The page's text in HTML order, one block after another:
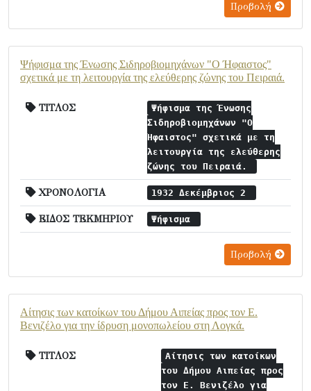
Προβολή
Ψήφισμα της Ένωσης Σιδηροβιομηχάνων "Ο Ήφαιστος"
σχετικά με τη λειτουργία της ελεύθερης ζώνης του Πειραιά.
ΤΙΤΛΟΣ
Ψήφισμα της Ένωσης
Σιδηροβιομηχάνων "Ο
Ήφαιστος" σχετικά με τη
λειτουργία της ελεύθερης
ζώνης του Πειραιά.
ΧΡΟΝΟΛΟΓΙΑ 1932 Δεκέμβριος 2
ΕΙΔΟΣ ΤΕΚΜΗΡΙΟΥ Ψήφισμα
Προβολή
Αίτησις των κατοίκων του Δήμου Αιπείας προς τον Ε.
Βενιζέλο για την ίδρυση μονοπωλείου στη Λογκά.
ΤΙΤΛΟΣ
Αίτησις των κατοίκων
του Δήμου Αιπείας προς
τον Ε. Βενιζέλο για